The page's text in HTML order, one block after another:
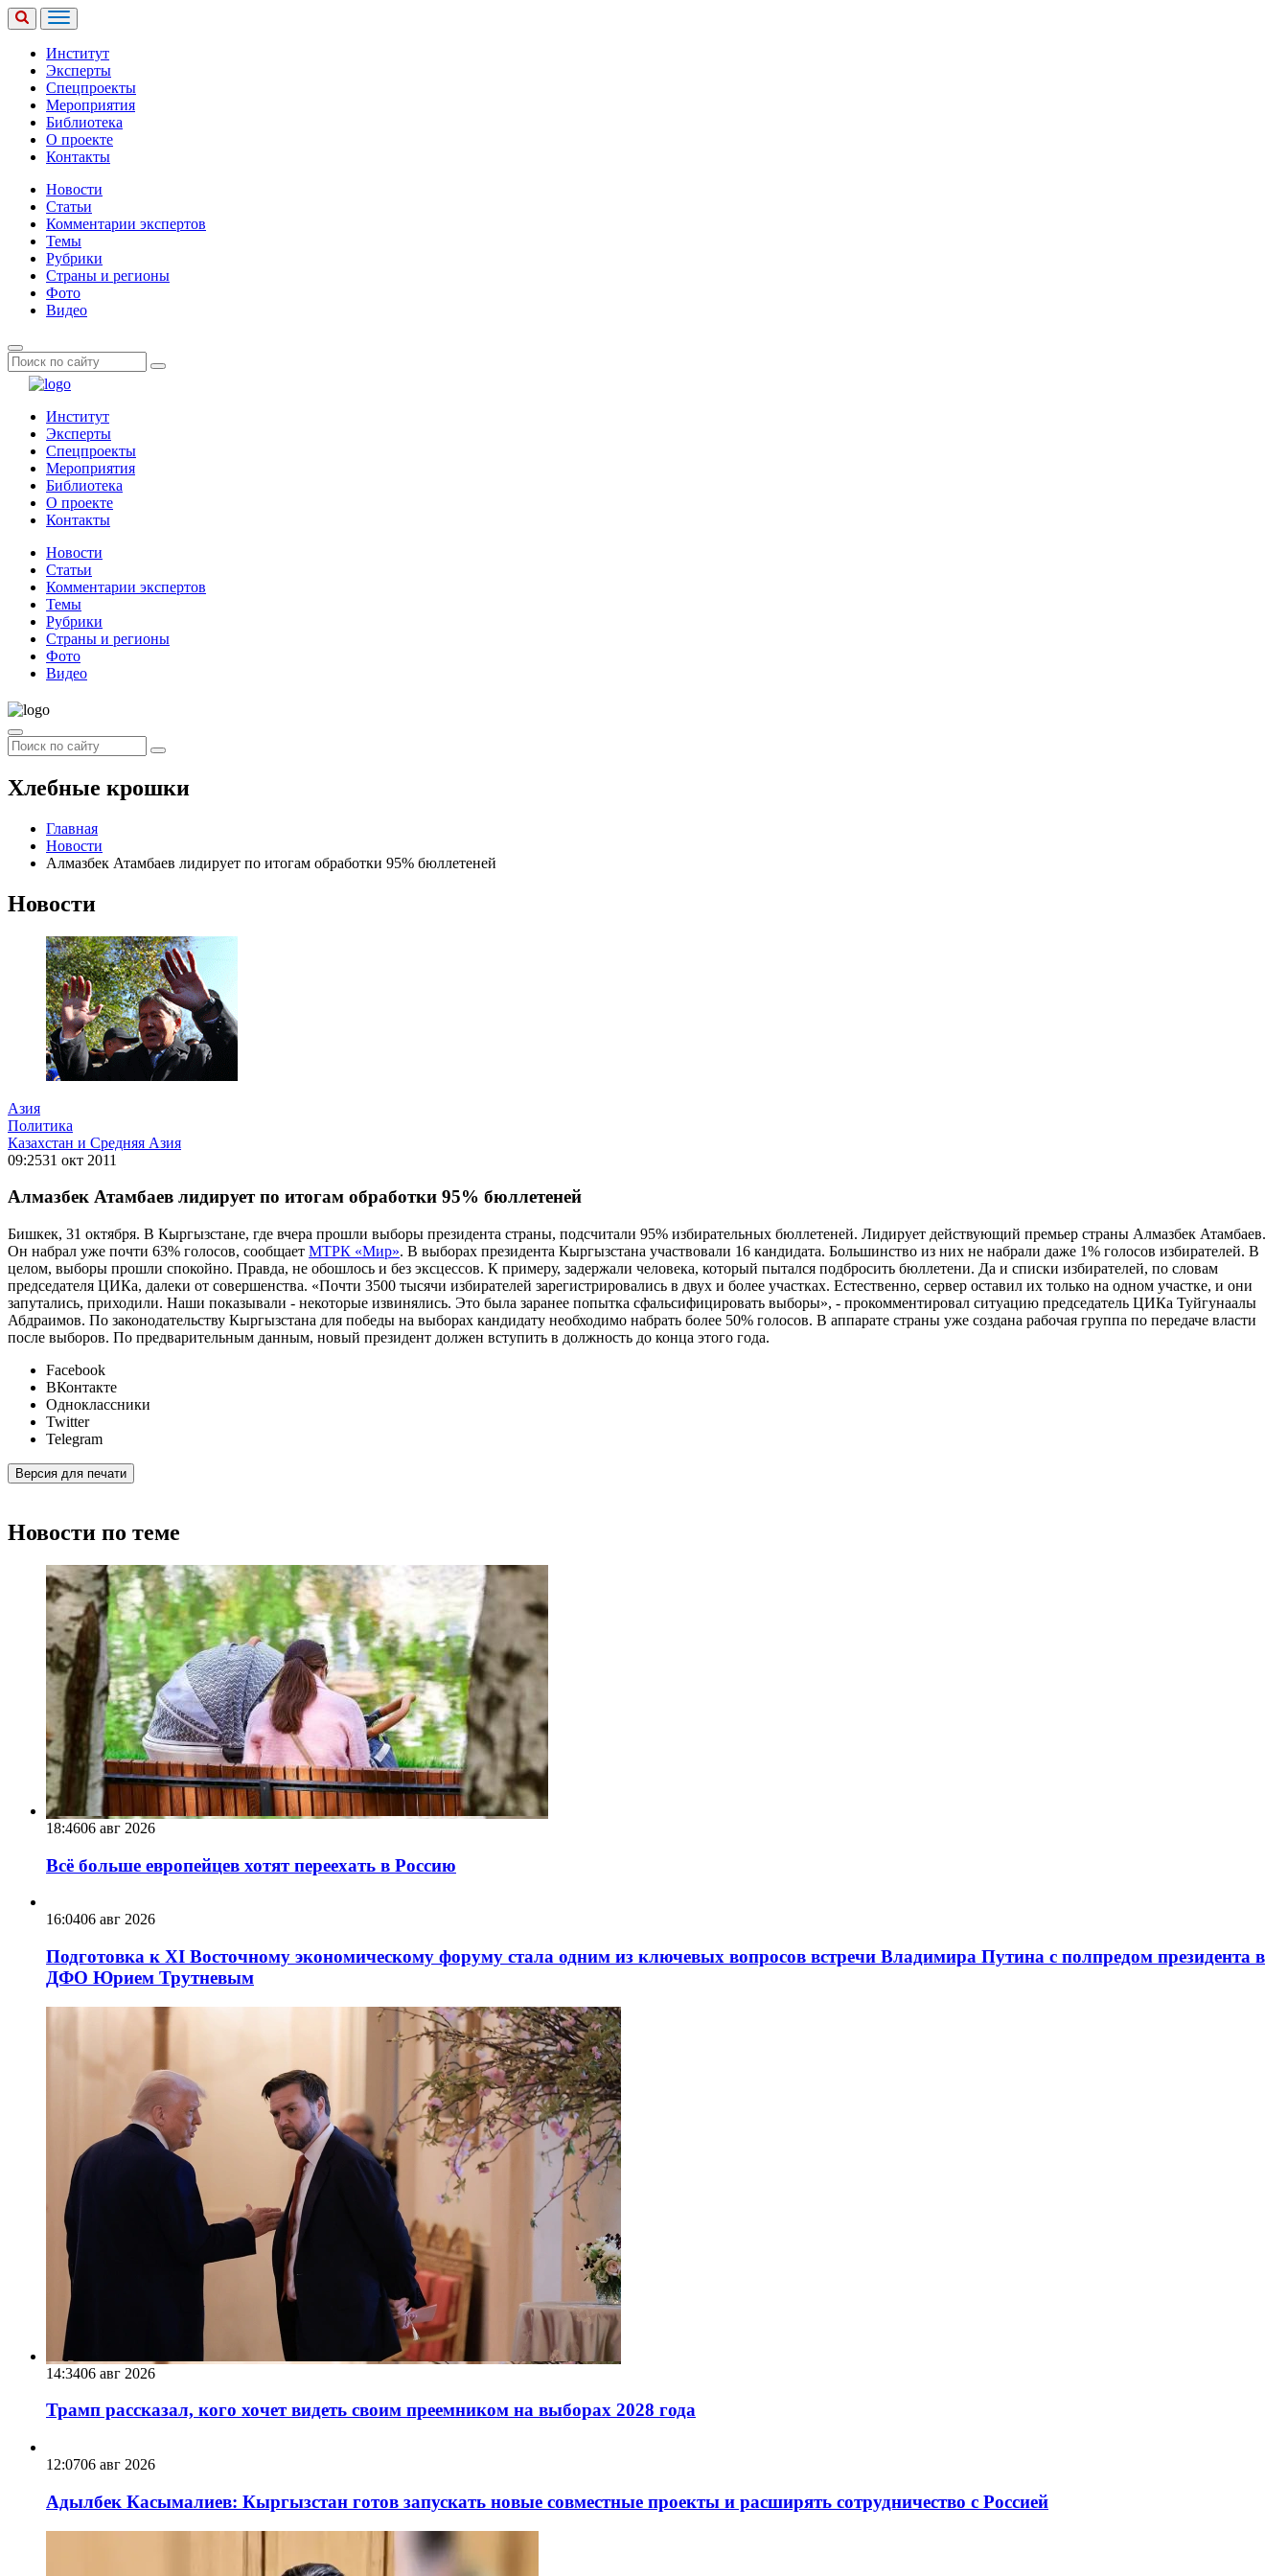
Институт
Эксперты
Спецпроекты
Мероприятия
Библиотека
О проекте
Контакты
Новости
Статьи
Комментарии экспертов
Темы
Рубрики
Страны и регионы
Фото
Видео
Институт
Эксперты
Спецпроекты
Мероприятия
Библиотека
О проекте
Контакты
Новости
Статьи
Комментарии экспертов
Темы
Рубрики
Страны и регионы
Фото
Видео
Хлебные крошки
Главная
Новости
Алмазбек Атамбаев лидирует по итогам обработки 95% бюллетеней
Новости
Азия
Политика
Казахстан и Средняя Азия
09:2531 окт 2011
Алмазбек Атамбаев лидирует по итогам обработки 95% бюллетеней
Бишкек, 31 октября. В Кыргызстане, где вчера прошли выборы президента страны, подсчитали 95% избирательных бюллетеней. Лидирует действующий премьер страны Алмазбек Атамбаев.
Он набрал уже почти 63% голосов, сообщает МТРК «Мир». В выборах президента Кыргызстана участвовали 16 кандидата. Большинство из них не набрали даже 1% голосов избирателей. В
целом, выборы прошли спокойно. Правда, не обошлось и без эксцессов. К примеру, задержали человека, который пытался подбросить бюллетени. Да и списки избирателей, по словам
председателя ЦИКа, далеки от совершенства. «Почти 3500 тысячи избирателей зарегистрировались в двух и более участках. Естественно, сервер оставил их только на одном участке, и они
запутались, приходили. Наши показывали - некоторые извинялись. Это была заранее попытка сфальсифицировать выборы», - прокомментировал ситуацию председатель ЦИКа Туйгунаалы
Абдраимов. По законодательству Кыргызстана для победы на выборах кандидату необходимо набрать более 50% голосов. В аппарате страны уже создана рабочая группа по передаче власти
после выборов. По предварительным данным, новый президент должен вступить в должность до конца этого года.
Facebook
ВКонтакте
Одноклассники
Twitter
Telegram
Версия для печати
Новости по теме
18:4606 авг 2026
Всё больше европейцев хотят переехать в Россию
16:0406 авг 2026
Подготовка к XI Восточному экономическому форуму стала одним из ключевых вопросов встречи Владимира Путина с полпредом президента в
ДФО Юрием Трутневым
14:3406 авг 2026
Трамп рассказал, кого хочет видеть своим преемником на выборах 2028 года
12:0706 авг 2026
Адылбек Касымалиев: Кыргызстан готов запускать новые совместные проекты и расширять сотрудничество с Россией